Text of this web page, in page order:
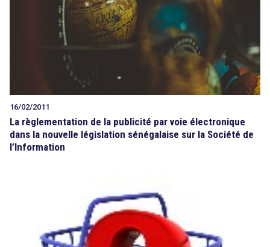
16/02/2011
La règlementation de la publicité par voie électronique
dans la nouvelle législation sénégalaise sur la Société de
l’Information